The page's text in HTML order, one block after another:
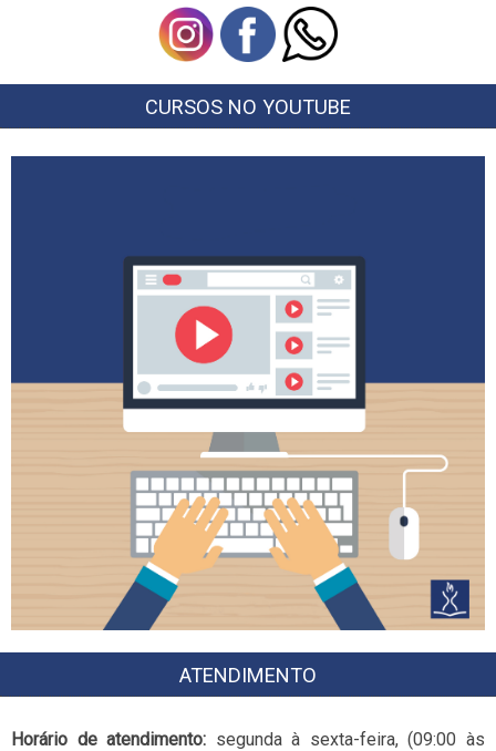
CURSOS NO YOUTUBE
ATENDIMENTO
Horário de atendimento: segunda à sexta-feira, (09:00 às